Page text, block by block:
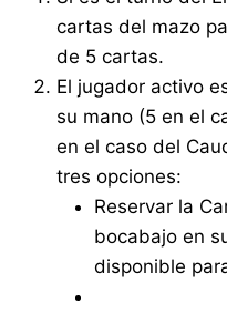
cartas del mazo
de 5 cartas.
El jugador activo
su mano (5 en el
en el caso del
tres opciones:
Reservar la
bocabajo en
disponible